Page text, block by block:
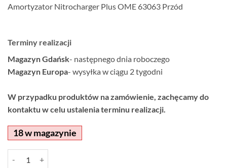
Amortyzator Nitrocharger Plus OME 63063 Przód
Terminy realizacji
Magazyn Gdańsk- następnego dnia roboczego
Magazyn Europa- wysyłka w ciągu 2 tygodni
W przypadku produktów na zamówienie, zachęcamy do
kontaktu w celu ustalenia terminu realizacji.
18 w magazynie
Alternative: